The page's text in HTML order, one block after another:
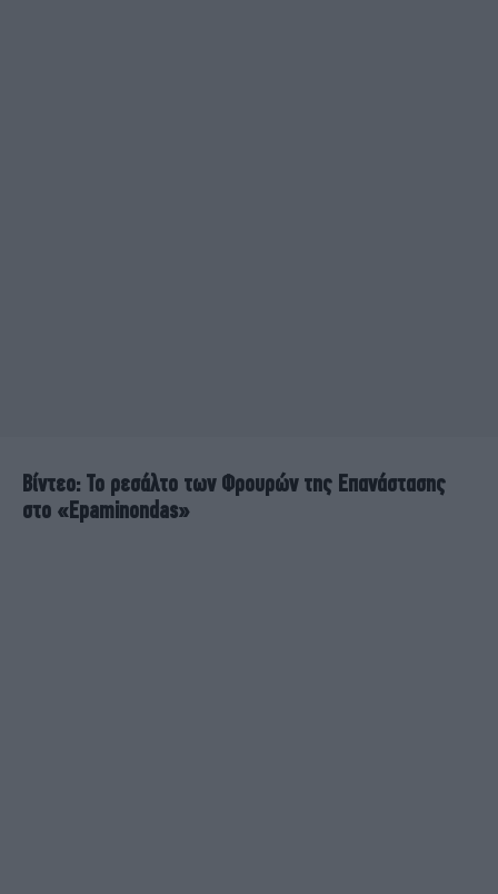
Βίντεο: Το ρεσάλτο των Φρουρών της Επανάστασης
στο «Epaminondas»